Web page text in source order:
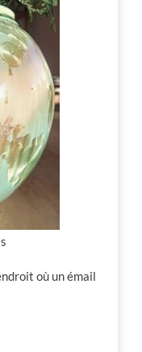
où un émail